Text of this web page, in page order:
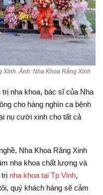
Xinh. Ảnh: Nha Khoa Răng Xinh
nha khoa, bác sĩ của Nha
cho hàng nghìn ca bệnh
nụ cười xinh cho tất cả
Nha Khoa Răng Xinh
nha khoa chất lượng và
trị nha khoa tại Tp Vinh,
quý khách hàng sẽ cảm